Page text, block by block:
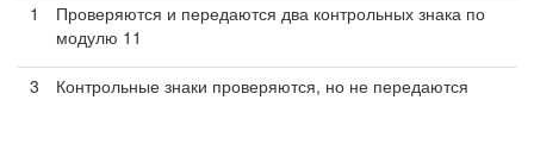
1
Проверяются и передаются два контрольных знака по
модулю 11
3 Контрольные знаки проверяются, но не передаются